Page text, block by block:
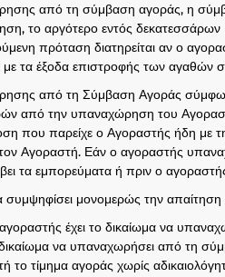
από τη σύμβαση αγοράς, η
το αργότερο εντός
πρόταση διατηρείται αν ο
με τα έξοδα επιστροφής των
από τη Σύμβαση Αγοράς
από την υπαναχώρηση του
που παρείχε ο Αγοραστής ήδη
Αγοραστή. Εάν ο αγοραστής
τα εμπορεύματα ή πριν ο
συμψηφίσει μονομερώς την
έχει το δικαίωμα να
να υπαναχωρήσει από τη
το τίμημα αγοράς χωρίς